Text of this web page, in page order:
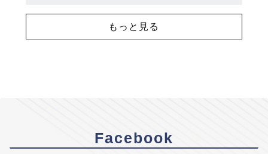
もっと見る
Facebook